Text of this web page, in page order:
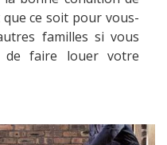
ce soit pour vous-
familles si vous
de faire louer votre